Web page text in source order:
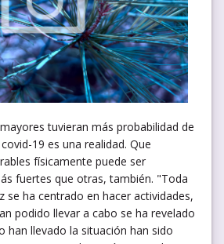
tuvieran más probabilidad de
19 es una realidad. Que
físicamente puede ser
fuertes que otras, también. "Toda
se ha centrado en hacer actividades,
podido llevar a cabo se ha revelado
han llevado la situación han sido